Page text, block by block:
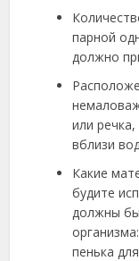
парной
должно
или
вблизи
Какие
будите
должны
пенька